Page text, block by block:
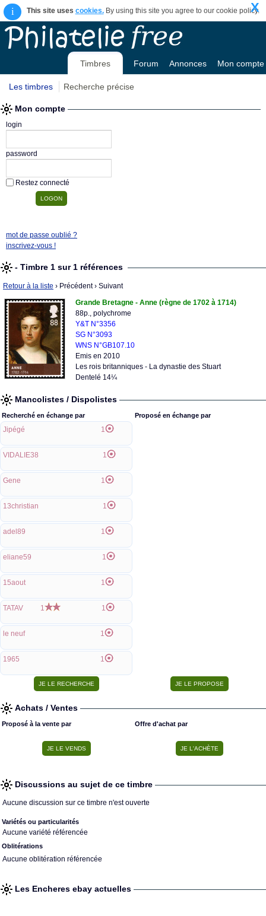
i This site uses cookies.By using this site you agree to our cookie policy.
X
Timbres Forum Annonces Mon compte
Les timbres Recherche précise
Mon compte
login
password
Restez connecté
mot de passe oublié ?
inscrivez-vous !
- Timbre 1 sur 1 références
Retour à la liste › Précédent› Suivant
Grande Bretagne - Anne (règne de 1702 à 1714)
88p., polychrome
Y&T N°3356
SG N°3093
WNS N°GB107.10
Emis en 2010
Les rois britanniques - La dynastie des Stuart
Dentelé 14¼
Mancolistes / Dispolistes
Recherché en échange par
Jipégé 1
VIDALIE38 1
Gene 1
13christian 1
adel89 1
eliane59 1
15aout 1
TATAV 1 1
le neuf 1
1965 1
Proposé en échange par
Achats / Ventes
Proposé à la vente par Offre d'achat par
Discussions au sujet de ce timbre
Aucune discussion sur ce timbre n'est ouverte
Variétés ou particularités
Aucune variété référencée
Oblitérations
Aucune oblitération référencée
Les Encheres ebay actuelles